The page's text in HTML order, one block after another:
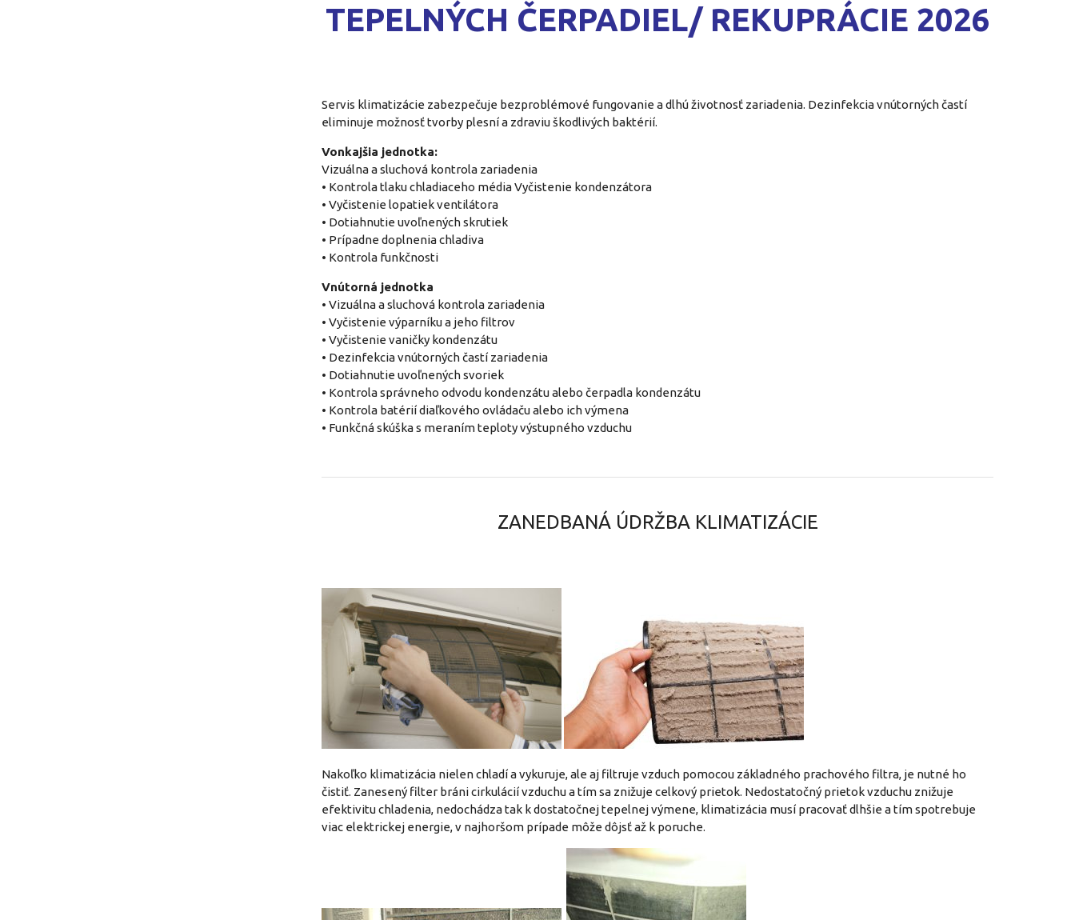
TEPELNÝCH ČERPADIEL/ REKUPRÁCIE 2026
Servis klimatizácie zabezpečuje bezproblémové fungovanie a dlhú životnosť zariadenia. Dezinfekcia vnútorných častí
eliminuje možnosť tvorby plesní a zdraviu škodlivých baktérií.
Vonkajšia jednotka:
Vizuálna a sluchová kontrola zariadenia
• Kontrola tlaku chladiaceho média Vyčistenie kondenzátora
• Vyčistenie lopatiek ventilátora
• Dotiahnutie uvoľnených skrutiek
• Prípadne doplnenia chladiva
• Kontrola funkčnosti
Vnútorná jednotka
• Vizuálna a sluchová kontrola zariadenia
• Vyčistenie výparníku a jeho filtrov
• Vyčistenie vaničky kondenzátu
• Dezinfekcia vnútorných častí zariadenia
• Dotiahnutie uvoľnených svoriek
• Kontrola správneho odvodu kondenzátu alebo čerpadla kondenzátu
• Kontrola batérií diaľkového ovládaču alebo ich výmena
• Funkčná skúška s meraním teploty výstupného vzduchu
ZANEDBANÁ ÚDRŽBA KLIMATIZÁCIE
Nakoľko klimatizácia nielen chladí a vykuruje, ale aj filtruje vzduch pomocou základného prachového filtra, je nutné ho
čistiť. Zanesený filter bráni cirkulácií vzduchu a tím sa znižuje celkový prietok. Nedostatočný prietok vzduchu znižuje
efektivitu chladenia, nedochádza tak k dostatočnej tepelnej výmene, klimatizácia musí pracovať dlhšie a tím spotrebuje
viac elektrickej energie, v najhoršom prípade môže dôjsť až k poruche.